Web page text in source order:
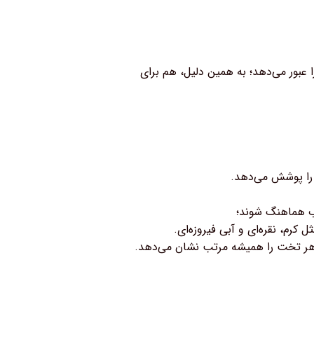
عبور می‌دهد؛ به همین دلیل، هم برای
هماهنگ شوند؛
نقره‌ای و آبی فیروزه‌ای.
تخت را همیشه مرتب نشان می‌دهد.